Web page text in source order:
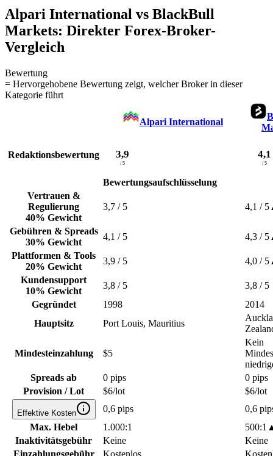
Alpari International vs BlackBull
Markets: Direkter Forex-Broker-
Vergleich
Bewertung
= Hervorgehobene Bewertung zeigt, welcher Broker in dieser
Kategorie führt
Alpari International
Redaktionsbewertung 3,9
/ 5
4,1
/ 5
Bewertungsaufschlüsselung
Vertrauen &
Regulierung
40% Gewicht
3,7 / 5 4,1 / 5
Gebühren & Spreads
30% Gewicht
4,1 / 5 4,3 / 5
Plattformen & Tools
20% Gewicht
3,9 / 5 4,0 / 5
Kundensupport
10% Gewicht
3,8 / 5 3,8 / 5
Gegründet
1998
2014
Hauptsitz
Port Louis, Mauritius
Mindesteinzahlung $5
Kein
Spreads ab
0 pips
0 pips
Provision / Lot
$6/lot $6/lot
Effektive Kosten 0,6 pips
0,6
Max. Hebel
1.000:1 500:1
Inaktivitätsgebühr
Keine
Keine
Einzahlungsgebühr
Kostenlos